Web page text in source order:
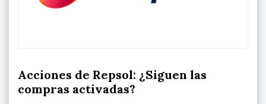
Acciones de Repsol: ¿Siguen las
compras activadas?